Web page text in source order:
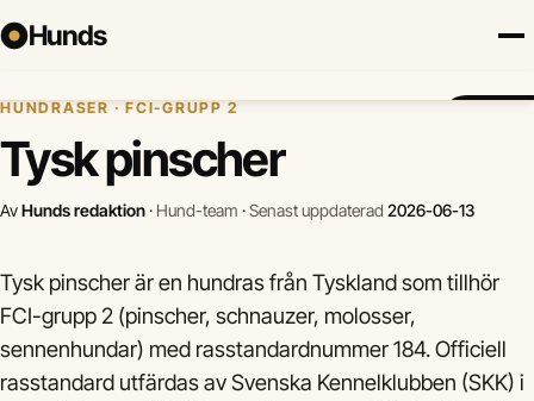
Hunds
Försäkring Hundraser Lokalt
HUNDRASER · FCI-GRUPP 2
Tysk pinscher
AvHunds redaktion· Hund-team ·Senast uppdaterad 2026-06-13
Tysk pinscher är en hundras från Tyskland som tillhör
FCI-grupp 2 (pinscher, schnauzer, molosser,
sennenhundar) med rasstandardnummer 184. Officiell
rasstandard utfärdas av Svenska Kennelklubben (SKK) i